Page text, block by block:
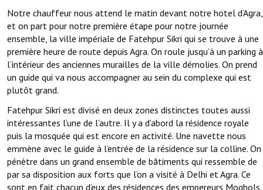
Notre chauffeur nous attend le matin devant notre hotel d’Agra,
et on part pour notre première étape pour notre journée
ensemble, la ville impériale de Fatehpur Sikri qui se trouve à une
première heure de route depuis Agra. On roule jusqu’à un parking à
l’intérieur des anciennes murailles de la ville démolies. On prend
un guide qui va nous accompagner au sein du complexe qui est
plutôt grand.
Fatehpur Sikri est divisé en deux zones distinctes toutes aussi
intéressantes l’une de l’autre. Il y a d’abord la résidence royale
puis la mosquée qui est encore en activité. Une navette nous
emmène avec le guide à l’entrée de la résidence sur la colline. On
pénètre dans un grand ensemble de bâtiments qui ressemble de
par sa disposition aux forts que l’on a visité à Delhi et Agra. Ce
sont en fait chacun d’eux des résidences des empereurs Moghols